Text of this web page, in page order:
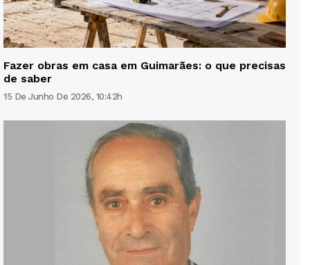
Fazer obras em casa em Guimarães: o que precisas
de saber
15 De Junho De 2026, 10:42h